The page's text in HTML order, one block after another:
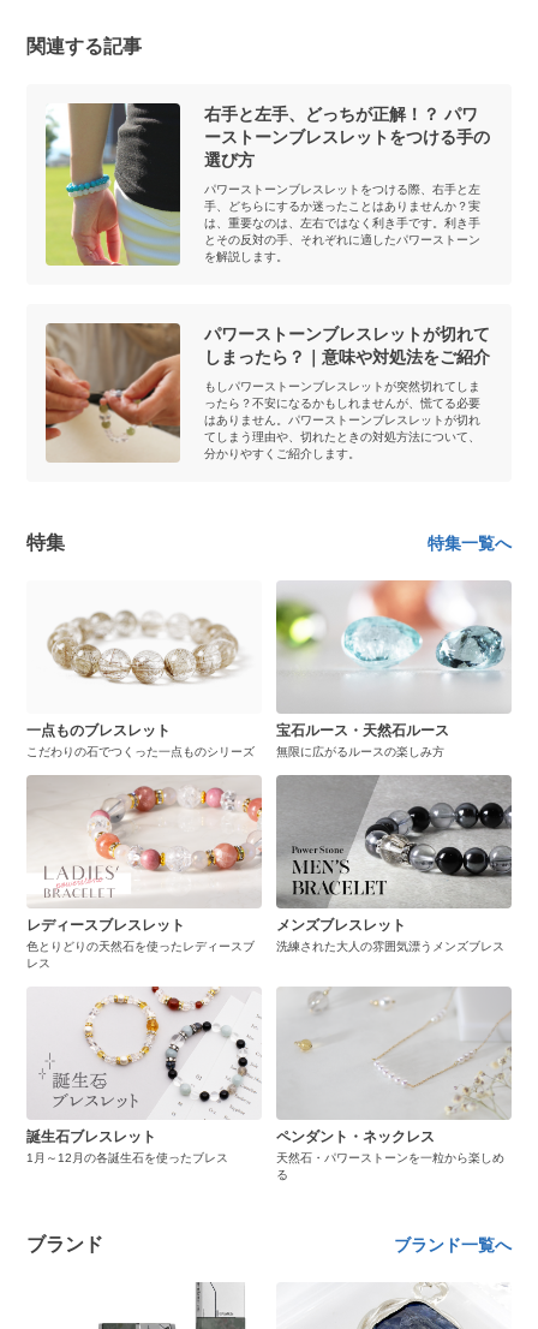
関連する記事
右手と左手、どっちが正解！？ パワ
ーストーンブレスレットをつける手の
選び方
パワーストーンブレスレットをつける際、右手と左
手、どちらにするか迷ったことはありませんか？実
は、重要なのは、左右ではなく利き手です。利き手
とその反対の手、それぞれに適したパワーストーン
を解説します。
パワーストーンブレスレットが切れて
しまったら？｜意味や対処法をご紹介
もしパワーストーンブレスレットが突然切れてしま
ったら？不安になるかもしれませんが、慌てる必要
はありません。パワーストーンブレスレットが切れ
てしまう理由や、切れたときの対処方法について、
分かりやすくご紹介します。
特集 特集一覧へ
一点ものブレスレット
こだわりの石でつくった一点ものシリーズ
宝石ルース・天然石ルース
無限に広がるルースの楽しみ方
レディースブレスレット
色とりどりの天然石を使ったレディースブ
レス
メンズブレスレット
洗練された大人の雰囲気漂うメンズブレス
誕生石ブレスレット
1月～12月の各誕生石を使ったブレス
ペンダント・ネックレス
天然石・パワーストーンを一粒から楽しめ
る
ブランド ブランド一覧へ